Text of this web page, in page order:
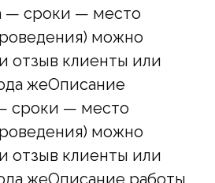
— сроки — место
можно
отзыв клиенты или
жеОписание
сроки — место
можно
отзыв клиенты или
жеОписание работы